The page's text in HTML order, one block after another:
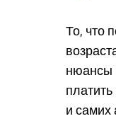
То, что
нюансы
и